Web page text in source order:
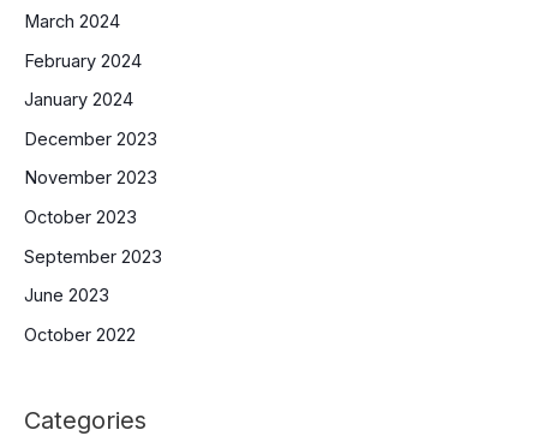
March 2024
February 2024
January 2024
December 2023
November 2023
October 2023
September 2023
June 2023
October 2022
Categories